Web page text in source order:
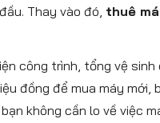
Thay vào đó, thuê
công trình, tổng vệ
đồng để mua máy
không cần lo về việc